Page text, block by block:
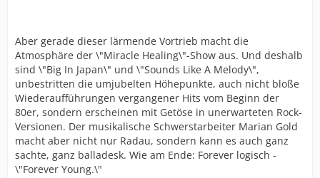
Aber gerade dieser lärmende Vortrieb macht die
Atmosphäre der \"Miracle Healing\"-Show aus. Und deshalb
sind \"Big In Japan\" und \"Sounds Like A Melody\",
unbestritten die umjubelten Höhepunkte, auch nicht bloße
Wiederaufführungen vergangener Hits vom Beginn der
80er, sondern erscheinen mit Getöse in unerwarteten Rock-
Versionen. Der musikalische Schwerstarbeiter Marian Gold
macht aber nicht nur Radau, sondern kann es auch ganz
sachte, ganz balladesk. Wie am Ende: Forever logisch -
\"Forever Young.\"